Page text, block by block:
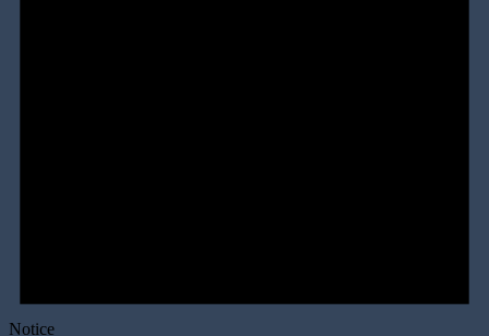
Notice